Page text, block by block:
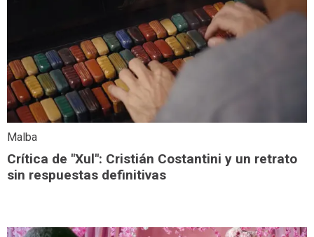
Malba
Crítica de "Xul": Cristián Costantini y un retrato
sin respuestas definitivas